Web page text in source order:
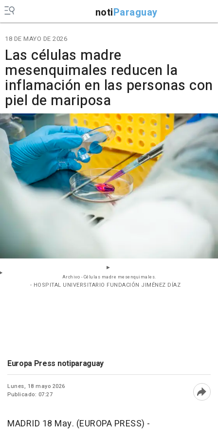
notiParaguay
18 DE MAYO DE 2026
Las células madre
mesenquimales reducen la
inflamación en las personas con
piel de mariposa
Archivo - Células madre mesenquimales.
- HOSPITAL UNIVERSITARIO FUNDACIÓN JIMÉNEZ DÍAZ
Europa Press notiparaguay
Lunes, 18 mayo 2026
Publicado: 07:27
MADRID 18 May. (EUROPA PRESS) -